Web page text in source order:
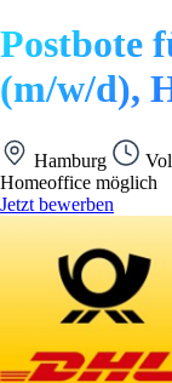
Postbote
(m/w/d),
Hamburg
Homeoffice möglich
Jetzt bewerben